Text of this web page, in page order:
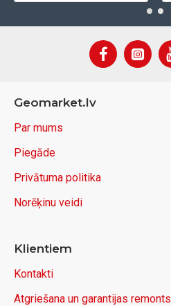
Geomarket.lv
Par mums
Piegāde
Privātuma politika
Norēķinu veidi
Klientiem
Kontakti
Atgriešana un garantijas remonts